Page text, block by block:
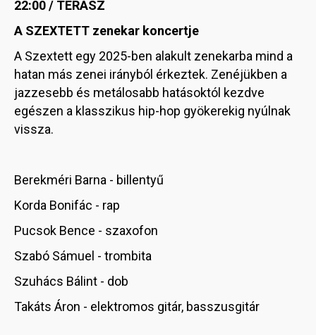
22:00 / TERASZ
A SZEXTETT zenekar koncertje
A Szextett egy 2025-ben alakult zenekarba mind a
hatan más zenei irányból érkeztek. Zenéjükben a
jazzesebb és metálosabb hatásoktól kezdve
egészen a klasszikus hip-hop gyökerekig nyúlnak
vissza.
Berekméri Barna - billentyű
Korda Bonifác - rap
Pucsok Bence - szaxofon
Szabó Sámuel - trombita
Szuhács Bálint - dob
Takáts Áron - elektromos gitár, basszusgitár